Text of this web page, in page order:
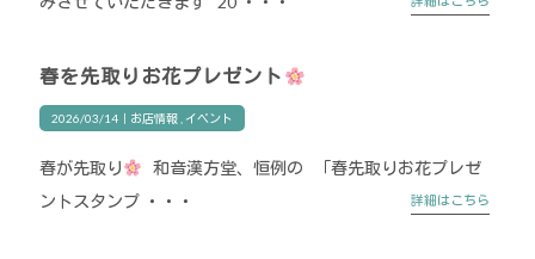
春を先取りお花プレゼント
2026/03/14｜ お店情報 イベント
春が先取り
和音漢方堂、恒例の 「春先取りお花プレゼ
ントスタンプ ・・・
詳細はこちら